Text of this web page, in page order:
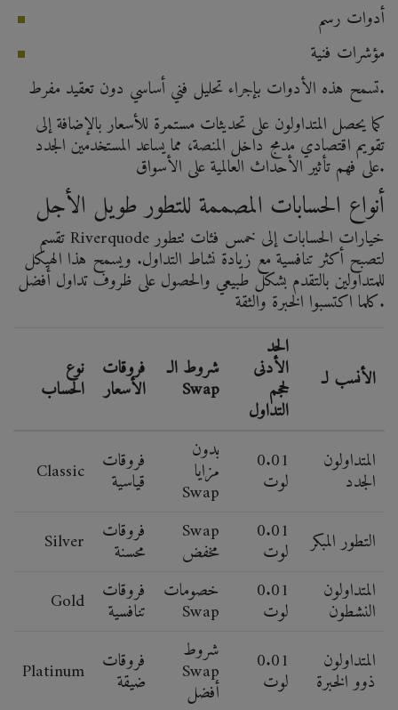
أدوات رسم
مؤشرات فنية
تسمح هذه الأدوات بإجراء تحليل فني أساسي دون تعقيد مفرط.
كما يحصل المتداولون على تحديثات مستمرة للأسعار بالإضافة إلى
تقويم اقتصادي مدمج داخل المنصة، مما يساعد المستخدمين الجدد
على فهم تأثير الأحداث العالمية على الأسواق.
أنواع الحسابات المصممة للتطور طويل الأجل
تقسم Riverquode خيارات الحسابات إلى خمس فئات تتطور
لتصبح أكثر تنافسية مع زيادة نشاط التداول. ويسمح هذا الهيكل
للمتداولين بالتقدم بشكل طبيعي والحصول على ظروف تداول أفضل
كلما اكتسبوا الخبرة والثقة.
نوع
الحساب
فروقات
الأسعار
شروط الـ
Swap
الحد
الأدنى
لحجم
التداول
الأنسب لـ
Classic فروقات
قياسية
بدون
مزايا
Swap
0.01
لوت
المتداولون
الجدد
Silver
فروقات
محسنة
Swap
مخفض
0.01
لوت
التطور المبكر
Gold
فروقات
تنافسية
خصومات
Swap
0.01
لوت
المتداولون
النشطون
Platinum
فروقات
ضيقة
شروط
Swap
أفضل
0.01
لوت
المتداولون
ذوو الخبرة